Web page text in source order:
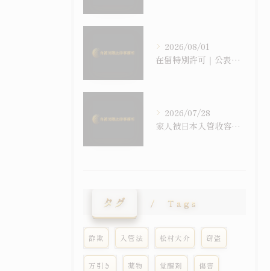
2026/08/01
在留特別許可｜公表事例は「裁量基準」の一種、しかし公表されていない許可もある
2026/07/28
家人被日本入管收容了怎么办？｜收容・假放免・在留特别许可问答
タグ Tags
詐欺 入管法 松村大介 窃盗
万引き 薬物 覚醒剤 傷害